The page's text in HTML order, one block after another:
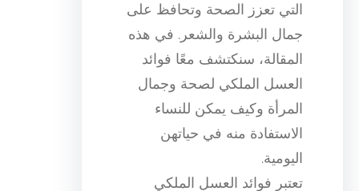
التي تعزز الصحة وتحافظ على
جمال البشرة والشعر. في هذه
المقالة، سنكتشف معًا فوائد
العسل الملكي لصحة وجمال
المرأة وكيف يمكن للنساء
الاستفادة منه في حياتهن
اليومية.
تعتبر فوائد العسل الملكي